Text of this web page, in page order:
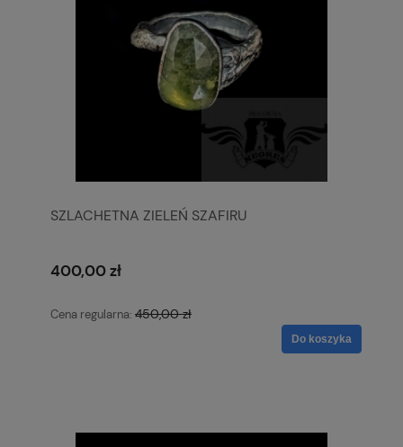
SZLACHETNA ZIELEŃ SZAFIRU
400,00 zł
Cena regularna: 450,00 zł
Do koszyka